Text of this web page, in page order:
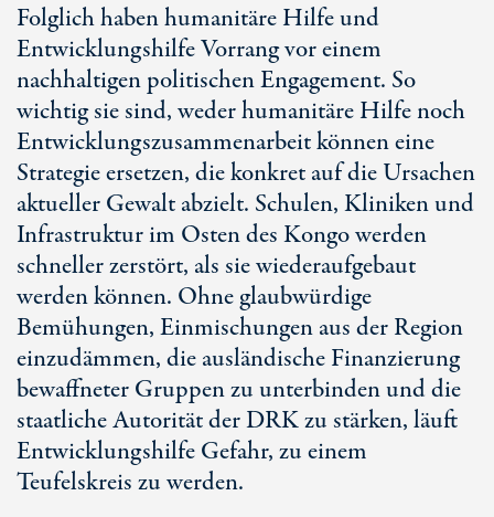
Folglich haben humanitäre Hilfe und
Entwicklungshilfe Vorrang vor einem
nachhaltigen politischen Engagement. So
wichtig sie sind, weder humanitäre Hilfe noch
Entwicklungszusammenarbeit können eine
Strategie ersetzen, die konkret auf die Ursachen
aktueller Gewalt abzielt. Schulen, Kliniken und
Infrastruktur im Osten des Kongo werden
schneller zerstört, als sie wiederaufgebaut
werden können. Ohne glaubwürdige
Bemühungen, Einmischungen aus der Region
einzudämmen, die ausländische Finanzierung
bewaffneter Gruppen zu unterbinden und die
staatliche Autorität der DRK zu stärken, läuft
Entwicklungshilfe Gefahr, zu einem
Teufelskreis zu werden.